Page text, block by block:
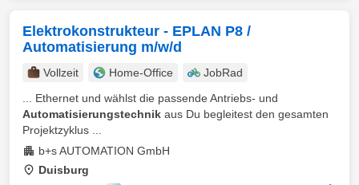
Elektrokonstrukteur - EPLAN P8 /
Automatisierung m/w/d
Vollzeit Home-Office
JobRad
... Ethernet und wählst die passende Antriebs- und
Automatisierungstechnik aus Du begleitest den gesamten
Projektzyklus ...
b+s AUTOMATION GmbH
Duisburg